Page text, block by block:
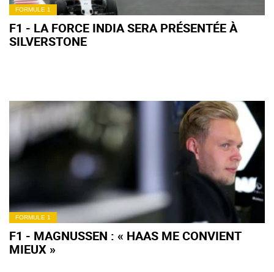
FORMULE 1
F1 - LA FORCE INDIA SERA PRÉSENTÉE À
SILVERSTONE
FORMULE 1
F1 - MAGNUSSEN : « HAAS ME CONVIENT
MIEUX »